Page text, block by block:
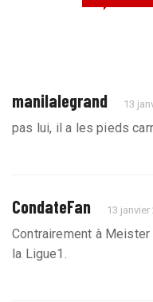
manilalegrand 13
pas lui, il a les pieds
CondateFan 13 janvier
Contrairement à
la Ligue1.